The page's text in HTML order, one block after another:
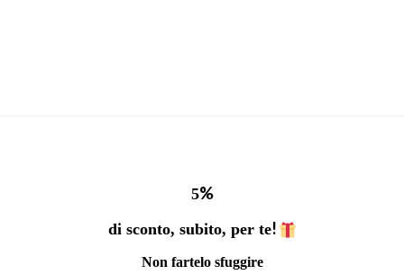
5%
di sconto, subito, per te!
Non fartelo sfuggire